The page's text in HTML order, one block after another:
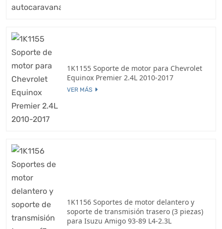
1K1155 Soporte de motor para Chevrolet
Equinox Premier 2.4L 2010-2017
VER MÁS
1K1156 Soportes de motor delantero y
soporte de transmisión trasero (3 piezas)
para Isuzu Amigo 93-89 L4-2.3L